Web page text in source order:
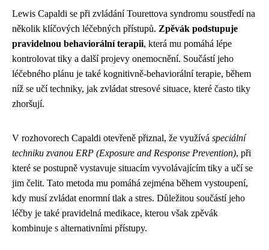
Lewis Capaldi se při zvládání Tourettova syndromu soustředí na
několik klíčových léčebných přístupů. Zpěvák podstupuje
pravidelnou behaviorální terapii, která mu pomáhá lépe
kontrolovat tiky a další projevy onemocnění. Součástí jeho
léčebného plánu je také kognitivně-behaviorální terapie, během
níž se učí techniky, jak zvládat stresové situace, které často tiky
zhoršují.
V rozhovorech Capaldi otevřeně přiznal, že využívá speciální
techniku zvanou ERP (Exposure and Response Prevention), při
které se postupně vystavuje situacím vyvolávajícím tiky a učí se
jim čelit. Tato metoda mu pomáhá zejména během vystoupení,
kdy musí zvládat enormní tlak a stres. Důležitou součástí jeho
léčby je také pravidelná medikace, kterou však zpěvák
kombinuje s alternativními přístupy.